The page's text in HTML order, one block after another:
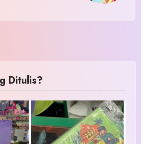
Ditulis?